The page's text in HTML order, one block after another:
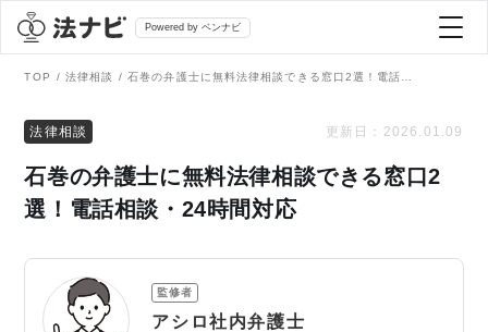
Powered by ベンナビ
全て
刑事事件
弁護士を探す
TOP 法律相談
法律相談 更新日： 2026.01.09
石巻の弁護士に無料法律相談できる窓口2
選！電話相談・24時間対応
監修者
アシロ社内弁護士